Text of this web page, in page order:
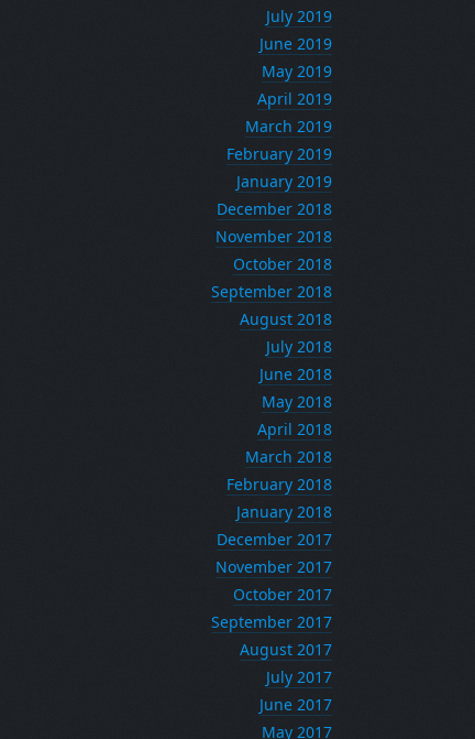
July 2019
June 2019
May 2019
April 2019
March 2019
February 2019
January 2019
December 2018
November 2018
October 2018
September 2018
August 2018
July 2018
June 2018
May 2018
April 2018
March 2018
February 2018
January 2018
December 2017
November 2017
October 2017
September 2017
August 2017
July 2017
June 2017
May 2017